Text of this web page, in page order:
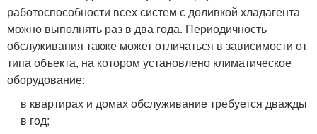
работоспособности всех систем с доливкой хладагента
можно выполнять раз в два года. Периодичность
обслуживания также может отличаться в зависимости от
типа объекта, на котором установлено климатическое
оборудование:
в квартирах и домах обслуживание требуется дважды
в год;